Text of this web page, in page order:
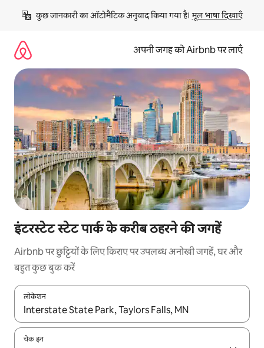
छोड़कर
कॉन्टेंट
कुछ जानकारी का ऑटोमैटिक अनुवाद किया गया है। मूल भाषा दिखाएँ
अपनी जगह को Airbnb पर लाएँ
इंटरस्टेट स्टेट पार्क के करीब ठहरने की जगहें
Airbnb पर छुट्टियों के लिए किराए पर उपलब्ध अनोखी जगहें, घर और
बहुत कुछ बुक करें
लोकेशन
नतीजों के उपलब्ध होने पर, अप और डाउन 'ऐरो की' का इस्तेमाल करके नेविगेट
चेक इन